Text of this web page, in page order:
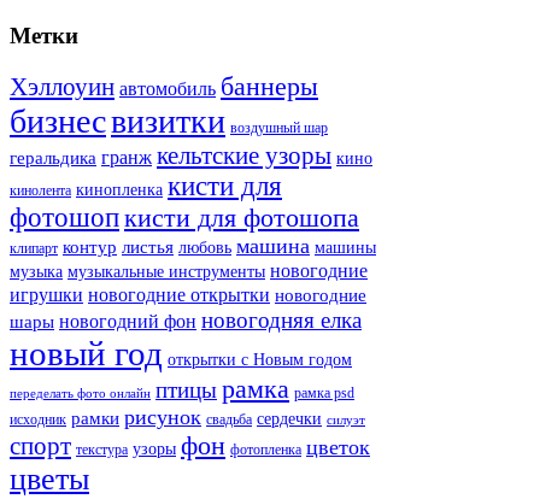
Метки
Хэллоуин автомобиль баннеры
бизнесвизитки воздушный шар
геральдика гранж кельтские узоры кино
кинолента кинопленка кисти для
фотошопкисти для фотошопа
клипарт контур листья любовь машина машины
музыка музыкальные инструменты новогодние
игрушки новогодние открытки новогодние
шары новогодний фон новогодняя елка
новый год открытки с Новым годом
переделать фото онлайн птицырамка рамка psd
исходник рамки рисунок свадьба сердечки силуэт
спорт текстура узоры фон фотопленка цветок
цветы